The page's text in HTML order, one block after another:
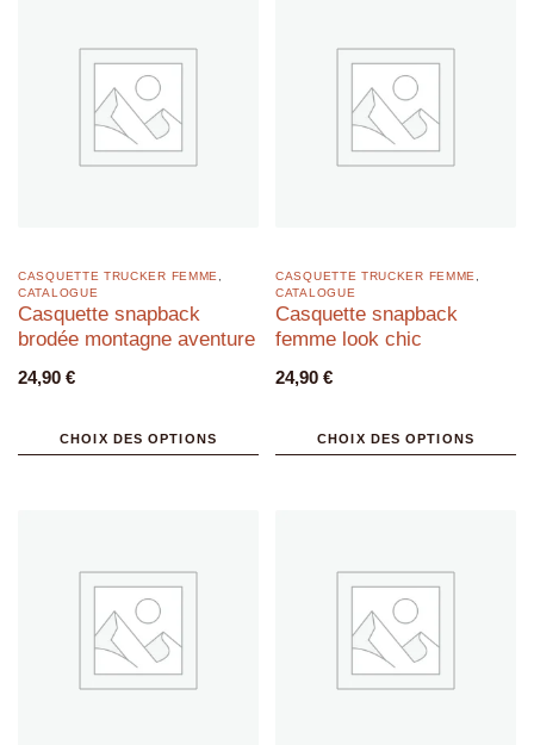
CASQUETTE TRUCKER FEMME
CATALOGUE
Casquette snapback
brodée montagne aventure
24,90 €
CHOIX DES OPTIONS
CASQUETTE TRUCKER FEMME
CATALOGUE
Casquette snapback
femme look chic
24,90 €
CHOIX DES OPTIONS